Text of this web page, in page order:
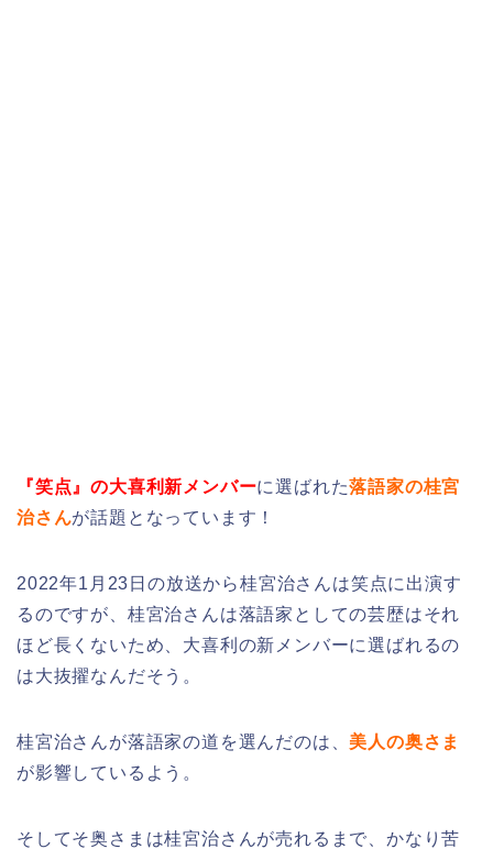
『笑点』の大喜利新メンバーに選ばれた落語家の桂宮
治さんが話題となっています！
2022年1月23日の放送から桂宮治さんは笑点に出演す
るのですが、桂宮治さんは落語家としての芸歴はそれ
ほど長くないため、大喜利の新メンバーに選ばれるの
は大抜擢なんだそう。
桂宮治さんが落語家の道を選んだのは、 美人の奥さま
が影響しているよう。
そしてそ奥さまは桂宮治さんが売れるまで、かなり苦